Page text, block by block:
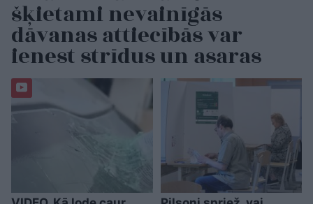
šķietami nevainīgās
dāvanas attiecībās var
ienest strīdus un asaras